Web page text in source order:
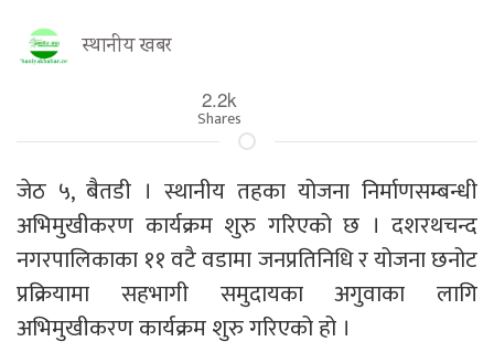
स्थानीय खबर
2.2k
Shares
जेठ ५, बैतडी । स्थानीय तहका योजना निर्माणसम्बन्धी
अभिमुखीकरण कार्यक्रम शुरु गरिएको छ । दशरथचन्द
नगरपालिकाका ११ वटै वडामा जनप्रतिनिधि र योजना छनोट
प्रक्रियामा सहभागी समुदायका अगुवाका लागि
अभिमुखीकरण कार्यक्रम शुरु गरिएको हो ।